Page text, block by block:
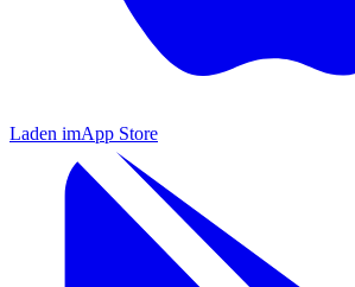
Laden imApp Store